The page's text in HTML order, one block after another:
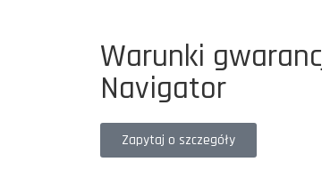
Warunki
Navigator
Zapytaj o szczegóły